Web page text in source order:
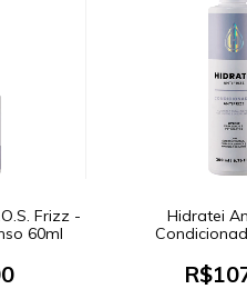
Frizz -
60ml
Hidratei